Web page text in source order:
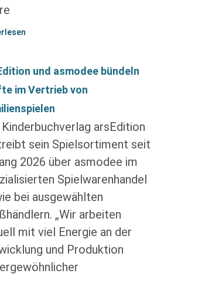
und asmodee bündeln
im Vertrieb von
Kinderbuchverlag arsEdition
sein Spielsortiment seit
2026 über asmodee im
Spielwarenhandel
bei ausgewählten
„Wir arbeiten
mit viel Energie an der
und Produktion